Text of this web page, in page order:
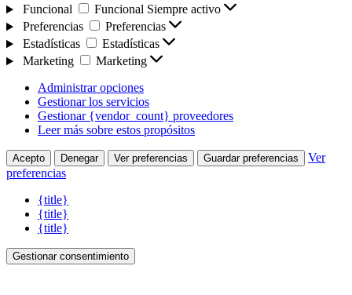
Funcional
Funcional Siempre activo
Preferencias
Preferencias
Estadísticas
Estadísticas
Marketing
Marketing
Administrar opciones
Gestionar los servicios
Gestionar {vendor_count} proveedores
Leer más sobre estos propósitos
Acepto Denegar Ver preferencias Guardar preferencias
Ver
preferencias
{title}
{title}
{title}
Gestionar consentimiento